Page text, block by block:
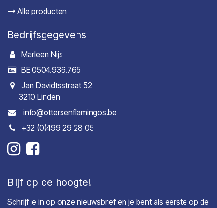
Alle producten
Bedrijfsgegevens
Marleen Nijs
BE 0504.936.765
Jan Davidtsstraat 52,
3210 Linden
info@ottersenflamingos.be
+32 (0)499 29 28 05
Blijf op de hoogte!
Schrijf je in op onze nieuwsbrief en je bent als eerste op de